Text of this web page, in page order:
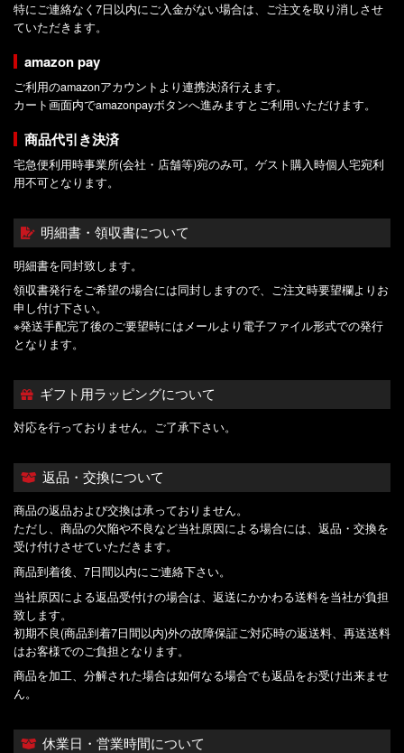
特にご連絡なく7日以内にご入金がない場合は、ご注文を取り消しさせ
ていただきます。
amazon pay
ご利用のamazonアカウントより連携決済行えます。
カート画面内でamazonpayボタンへ進みますとご利用いただけます。
商品代引き決済
宅急便利用時事業所(会社・店舗等)宛のみ可。ゲスト購入時個人宅宛利
用不可となります。
明細書・領収書について
明細書を同封致します。
領収書発行をご希望の場合には同封しますので、ご注文時要望欄よりお
申し付け下さい。
※発送手配完了後のご要望時にはメールより電子ファイル形式での発行
となります。
ギフト用ラッピングについて
対応を行っておりません。ご了承下さい。
返品・交換について
商品の返品および交換は承っておりません。
ただし、商品の欠陥や不良など当社原因による場合には、返品・交換を
受け付けさせていただきます。
商品到着後、7日間以内にご連絡下さい。
当社原因による返品受付けの場合は、返送にかかわる送料を当社が負担
致します。
初期不良(商品到着7日間以内)外の故障保証ご対応時の返送料、再送送料
はお客様でのご負担となります。
商品を加工、分解された場合は如何なる場合でも返品をお受け出来ませ
ん。
休業日・営業時間について